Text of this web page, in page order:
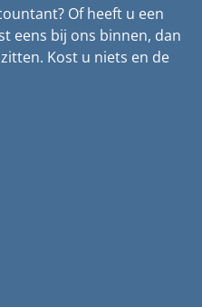
Of heeft u een
eens bij ons binnen, dan
Kost u niets en de